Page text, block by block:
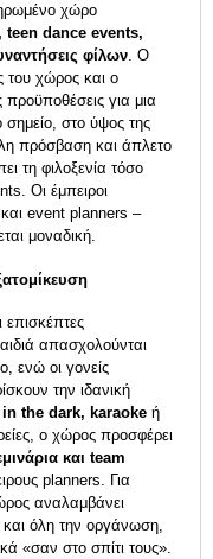
χώρο
teen dance events,
φίλων. Ο
του χώρος και ο
για μια
στο ύψος της
πρόσβαση και άπλετο
τη φιλοξενία τόσο
Οι έμπειροι
event planners –
μοναδική.
επισκέπτες
απασχολούνται
ενώ οι γονείς
την ιδανική
the dark, karaoke ή
ο χώρος προσφέρει
και team
planners. Για
αναλαμβάνει
όλη την οργάνωση,
«σαν στο σπίτι τους».